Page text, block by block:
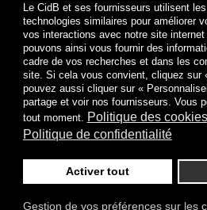
Le CidB et ses fournisseurs utilisent
technologies similaires pour améliorer
vos interactions avec notre site
pouvons ainsi vous fournir des
cadre de vos recherches et dans les
site. Si cela vous convient, cliquez sur
pouvez aussi cliquer sur «
partage et voir nos fournisseurs. Vous
tout moment. Politique des cookies
Politique de confidentialité
Activer tout
Gestion de vos préférences sur les
J’ai lu et j’accepte lesTermes
Politique de confidentialité
Je m'abonne